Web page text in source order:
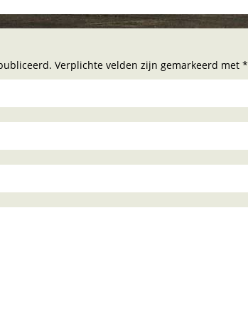
Verplichte velden zijn gemarkeerd met *